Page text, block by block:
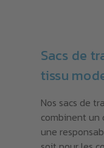
Sacs de
tissu
Nos sacs de
combinent un
une